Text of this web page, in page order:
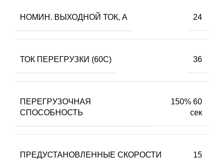
НОМИН. ВЫХОДНОЙ ТОК, А 24
ТОК ПЕРЕГРУЗКИ (60С) 36
ПЕРЕГРУЗОЧНАЯ
СПОСОБНОСТЬ
150% 60
сек
ПРЕДУСТАНОВЛЕННЫЕ СКОРОСТИ 15